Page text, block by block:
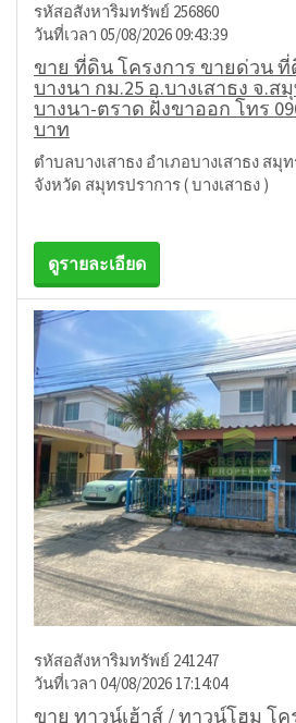
รหัสอสังหาริมทรัพย์ 256860
วันที่เวลา 05/08/2026 09:43:39
ขาย ที่ดิน โครงการ ขายด่วน ที่
บางนา กม.25 อ.บางเสาธง จ.
บางนา-ตราด ฝั่งขาออก โทร
บาท
ตำบลบางเสาธง อำเภอบางเสาธง สมุ
จังหวัด สมุทรปราการ ( บางเสาธง )
ดูรายละเอียด
รหัสอสังหาริมทรัพย์ 241247
วันที่เวลา 04/08/2026 17:14:04
ขาย ทาวน์เฮ้าส์ / ทาวน์โฮม โ